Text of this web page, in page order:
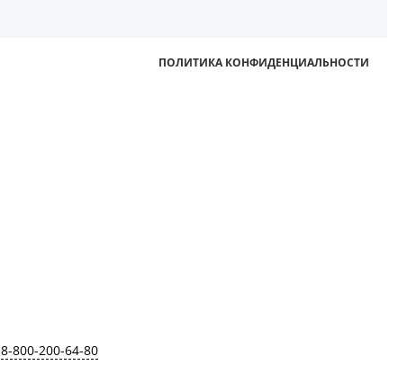
ПОЛИТИКА КОНФИДЕНЦИАЛЬНОСТИ
8-800-200-64-80